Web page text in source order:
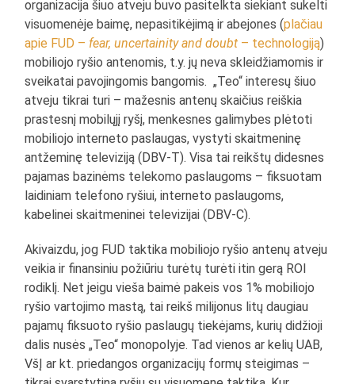
organizacija šiuo atveju buvo pasitelkta siekiant sukelti
visuomenėje baimę, nepasitikėjimą ir abejones (plačiau
apie FUD – fear, uncertainity and doubt – technologiją)
mobiliojo ryšio antenomis, t.y. jų neva skleidžiamomis ir
sveikatai pavojingomis bangomis. „Teo“ interesų šiuo
atveju tikrai turi – mažesnis antenų skaičius reiškia
prastesnį mobilųjį ryšį, menkesnes galimybes plėtoti
mobiliojo interneto paslaugas, vystyti skaitmeninę
antžeminę televiziją (DBV-T). Visa tai reikštų didesnes
pajamas bazinėms telekomo paslaugoms – fiksuotam
laidiniam telefono ryšiui, interneto paslaugoms,
kabelinei skaitmeninei televizijai (DBV-C).
Akivaizdu, jog FUD taktika mobiliojo ryšio antenų atveju
veikia ir finansiniu požiūriu turėtų turėti itin gerą ROI
rodiklį. Net jeigu vieša baimė pakeis vos 1% mobiliojo
ryšio vartojimo mastą, tai reikš milijonus litų daugiau
pajamų fiksuoto ryšio paslaugų tiekėjams, kurių didžioji
dalis nusės „Teo“ monopolyje. Tad vienos ar kelių UAB,
VšĮ ar kt. priedangos organizacijų formų steigimas –